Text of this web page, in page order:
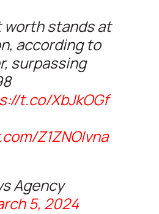
worth stands at
according to
surpassing
t.co/XbJkOGf
Z1ZNOIvna
Agency
5, 2024